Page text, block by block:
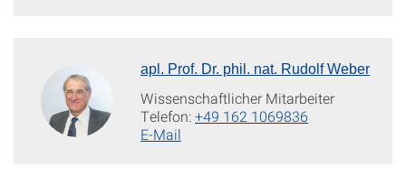
apl. Prof. Dr. phil. nat. Rudolf Weber
Wissenschaftlicher Mitarbeiter
Telefon:+49 162 1069836
E-Mail